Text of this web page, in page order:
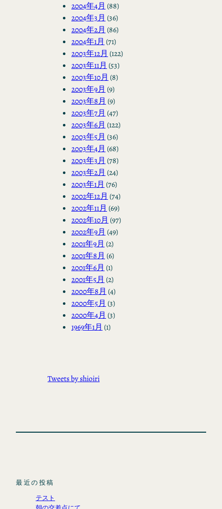
2004年4月 (88)
2004年3月 (36)
2004年2月 (86)
2004年1月 (71)
2003年12月 (122)
2003年11月 (53)
2003年10月 (8)
2003年9月 (9)
2003年8月 (9)
2003年7月 (47)
2003年6月 (122)
2003年5月 (36)
2003年4月 (68)
2003年3月 (78)
2003年2月 (24)
2003年1月 (76)
2002年12月 (74)
2002年11月 (69)
2002年10月 (97)
2002年9月 (49)
2001年9月 (2)
2001年8月 (6)
2001年6月 (1)
2001年5月 (2)
2000年8月 (4)
2000年5月 (3)
2000年4月 (3)
1969年1月 (1)
Tweets by shioiri
最近の投稿
テスト